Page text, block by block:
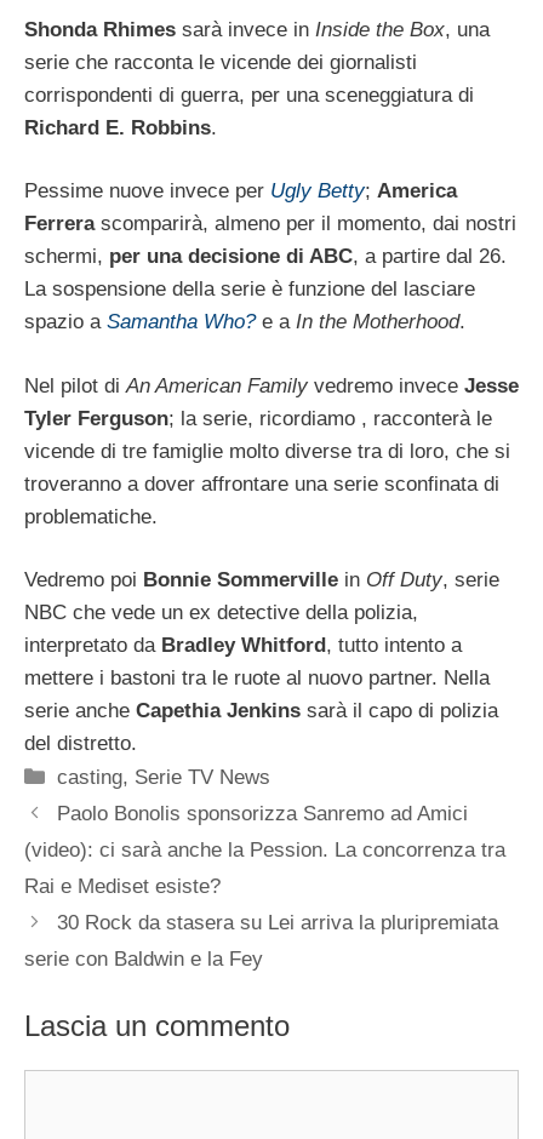
Shonda Rhimes sarà invece in Inside the Box, una
serie che racconta le vicende dei giornalisti
corrispondenti di guerra, per una sceneggiatura di
Richard E. Robbins.
Pessime nuove invece per Ugly Betty; America
Ferrerascomparirà, almeno per il momento, dai nostri
schermi, per una decisione di ABC, a partire dal 26.
La sospensione della serie è funzione del lasciare
spazio a Samantha Who?e a In the Motherhood.
Nel pilot di An American Family vedremo invece Jesse
Tyler Ferguson; la serie, ricordiamo , racconterà le
vicende di tre famiglie molto diverse tra di loro, che si
troveranno a dover affrontare una serie sconfinata di
problematiche.
Vedremo poi Bonnie Sommerville in Off Duty, serie
NBC che vede un ex detective della polizia,
interpretato da Bradley Whitford, tutto intento a
mettere i bastoni tra le ruote al nuovo partner. Nella
serie anche Capethia Jenkins sarà il capo di polizia
del distretto.
Categorie
casting, Serie TV News
Paolo Bonolis sponsorizza Sanremo ad Amici
(video): ci sarà anche la Pession. La concorrenza tra
Rai e Mediset esiste?
30 Rock da stasera su Lei arriva la pluripremiata
serie con Baldwin e la Fey
Lascia un commento